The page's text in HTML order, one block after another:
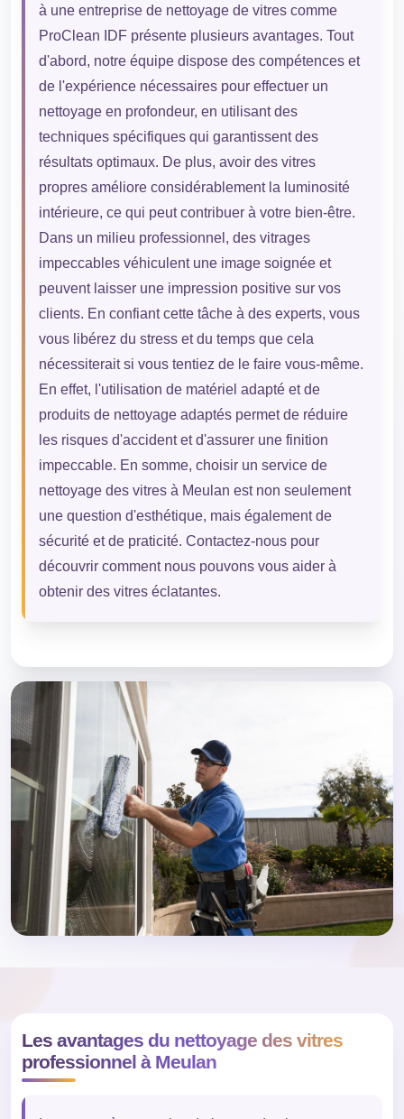
à une entreprise de nettoyage de vitres comme
ProClean IDF présente plusieurs avantages. Tout
d'abord, notre équipe dispose des compétences et
de l'expérience nécessaires pour effectuer un
nettoyage en profondeur, en utilisant des
techniques spécifiques qui garantissent des
résultats optimaux. De plus, avoir des vitres
propres améliore considérablement la luminosité
intérieure, ce qui peut contribuer à votre bien-être.
Dans un milieu professionnel, des vitrages
impeccables véhiculent une image soignée et
peuvent laisser une impression positive sur vos
clients. En confiant cette tâche à des experts, vous
vous libérez du stress et du temps que cela
nécessiterait si vous tentiez de le faire vous-même.
En effet, l'utilisation de matériel adapté et de
produits de nettoyage adaptés permet de réduire
les risques d'accident et d'assurer une finition
impeccable. En somme, choisir un service de
nettoyage des vitres à Meulan est non seulement
une question d'esthétique, mais également de
sécurité et de praticité. Contactez-nous pour
découvrir comment nous pouvons vous aider à
obtenir des vitres éclatantes.
Les avantages du nettoyage des vitres
professionnel à Meulan